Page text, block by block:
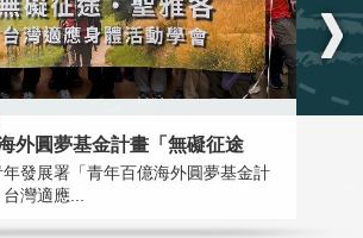
外圓夢基金計畫「無礙征途
發展署「青年百億海外圓夢基金計
灣適應...